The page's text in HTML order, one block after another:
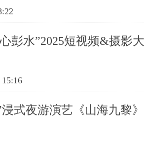
彭水”2025短视频&摄影
式夜游演艺《山海九黎